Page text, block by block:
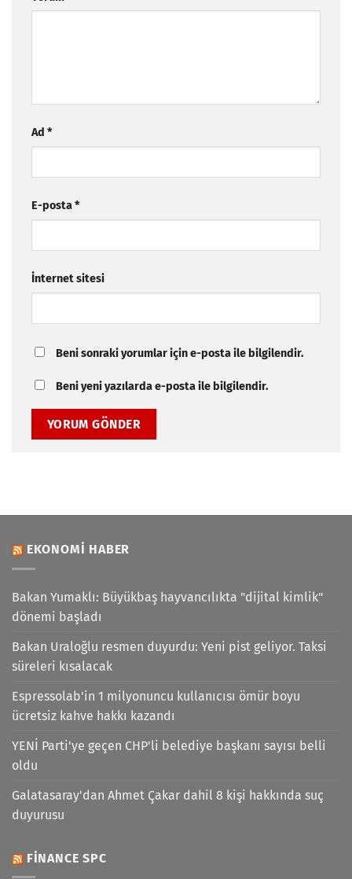
Ad *
E-posta*
İnternet sitesi
Beni sonraki yorumlar için e-posta ile bilgilendir.
Beni yeni yazılarda e-posta ile bilgilendir.
EKONOMI HABER
Bakan Yumaklı: Büyükbaş hayvancılıkta "dijital kimlik"
dönemi başladı
Bakan Uraloğlu resmen duyurdu: Yeni pist geliyor. Taksi
süreleri kısalacak
Espressolab'in 1 milyonuncu kullanıcısı ömür boyu
ücretsiz kahve hakkı kazandı
YENİ Parti'ye geçen CHP'li belediye başkanı sayısı belli
oldu
Galatasaray'dan Ahmet Çakar dahil 8 kişi hakkında suç
duyurusu
FINANCE SPC